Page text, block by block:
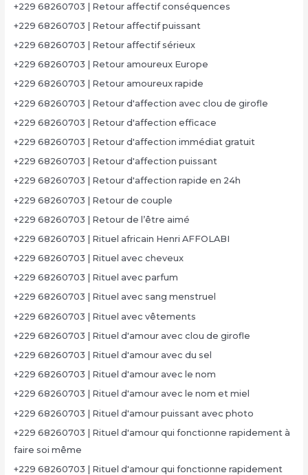
+229 68260703 | Retour affectif conséquences
+229 68260703 | Retour affectif puissant
+229 68260703 | Retour affectif sérieux
+229 68260703 | Retour amoureux Europe
+229 68260703 | Retour amoureux rapide
+229 68260703 | Retour d'affection avec clou de girofle
+229 68260703 | Retour d'affection efficace
+229 68260703 | Retour d'affection immédiat gratuit
+229 68260703 | Retour d'affection puissant
+229 68260703 | Retour d'affection rapide en 24h
+229 68260703 | Retour de couple
+229 68260703 | Retour de l’être aimé
+229 68260703 | Rituel africain Henri AFFOLABI
+229 68260703 | Rituel avec cheveux
+229 68260703 | Rituel avec parfum
+229 68260703 | Rituel avec sang menstruel
+229 68260703 | Rituel avec vêtements
+229 68260703 | Rituel d'amour avec clou de girofle
+229 68260703 | Rituel d'amour avec du sel
+229 68260703 | Rituel d'amour avec le nom
+229 68260703 | Rituel d'amour avec le nom et miel
+229 68260703 | Rituel d'amour puissant avec photo
+229 68260703 | Rituel d'amour qui fonctionne rapidement à
faire soi même
+229 68260703 | Rituel d'amour qui fonctionne rapidement